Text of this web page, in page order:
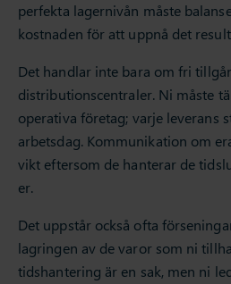
perfekta lagernivån måste
kostnaden för att uppnå det
Det handlar inte bara om fri
distributionscentraler. Ni måste
operativa företag; varje leverans
arbetsdag. Kommunikation om
vikt eftersom de hanterar de
er.
Det uppstår också ofta
lagringen av de varor som ni
tidshantering är en sak, men ni